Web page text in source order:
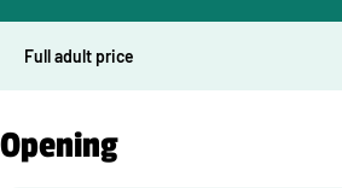
Full adult price
Opening